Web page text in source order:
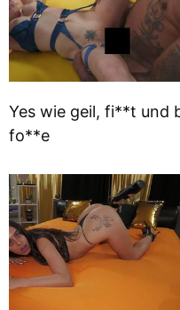
Yes wie geil, fi**t und
fo**e